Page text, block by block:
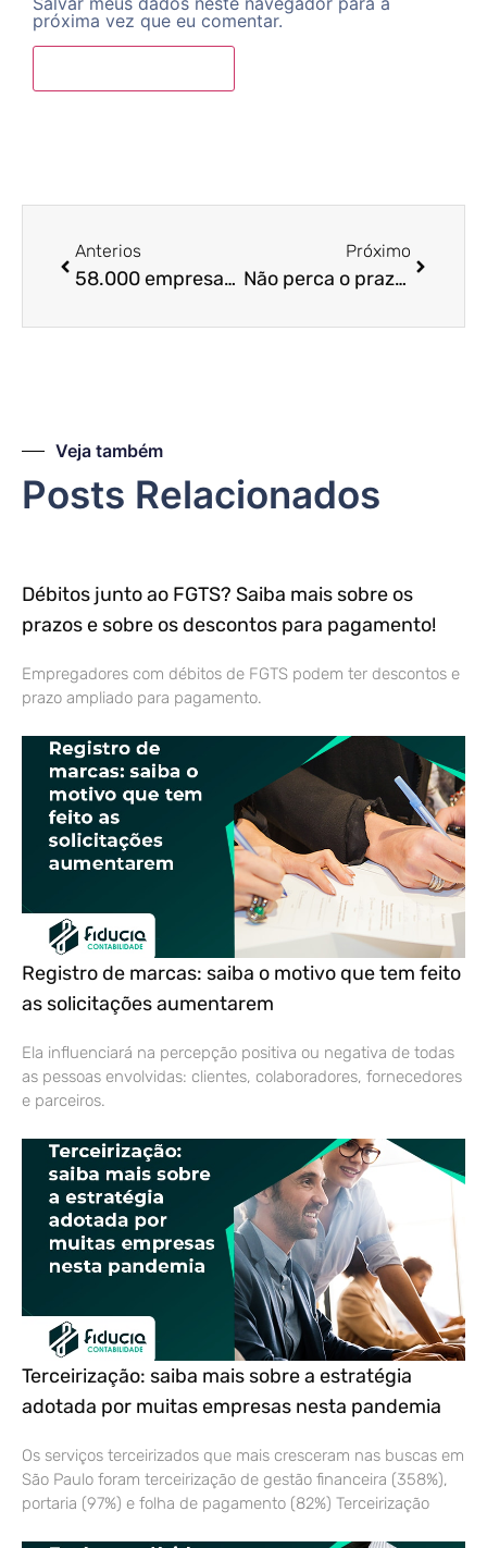
próxima vez que eu comentar.
Anterios Próximo
Não perca o prazo para entregar a sua Escrituração Digital 2021! Acesse agora e saiba como proceder!
Veja também
Posts Relacionados
Débitos junto ao FGTS? Saiba mais sobre os
prazos e sobre os descontos para pagamento!
Empregadores com débitos de FGTS podem ter descontos e
prazo ampliado para pagamento.
Registro de marcas: saiba o motivo que tem feito
as solicitações aumentarem
Ela influenciará na percepção positiva ou negativa de todas
as pessoas envolvidas: clientes, colaboradores, fornecedores
e parceiros.
Terceirização: saiba mais sobre a estratégia
adotada por muitas empresas nesta pandemia
Os serviços terceirizados que mais cresceram nas buscas em
São Paulo foram terceirização de gestão financeira (358%),
portaria (97%) e folha de pagamento (82%) Terceirização